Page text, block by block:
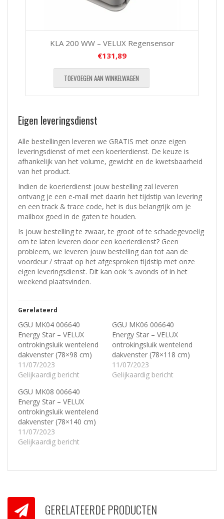
KLA 200 WW – VELUX Regensensor
€131,89
TOEVOEGEN AAN WINKELWAGEN
Eigen leveringsdienst
Alle bestellingen leveren we GRATIS met onze eigen
leveringsdienst of met een koerierdienst. De keuze is
afhankelijk van het volume, gewicht en de kwetsbaarheid
van het product.
Indien de koerierdienst jouw bestelling zal leveren
ontvang je een e-mail met daarin het tijdstip van levering
en een track & trace code, het is dus belangrijk om je
mailbox goed in de gaten te houden.
Is jouw bestelling te zwaar, te groot of te schadegevoelig
om te laten leveren door een koerierdienst? Geen
probleem, we leveren jouw bestelling dan tot aan de
voordeur / straat op het afgesproken tijdstip met onze
eigen leveringsdienst. Dit kan ook ‘s avonds of in het
weekend plaatsvinden.
Gerelateerd
GGU MK04 006640
Energy Star – VELUX
ontrokingsluik wentelend
dakvenster (78×98 cm)
11/07/2023
Gelijkaardig bericht
GGU MK06 006640
Energy Star – VELUX
ontrokingsluik wentelend
dakvenster (78×118 cm)
11/07/2023
Gelijkaardig bericht
GGU MK08 006640
Energy Star – VELUX
ontrokingsluik wentelend
dakvenster (78×140 cm)
11/07/2023
Gelijkaardig bericht
GERELATEERDE PRODUCTEN